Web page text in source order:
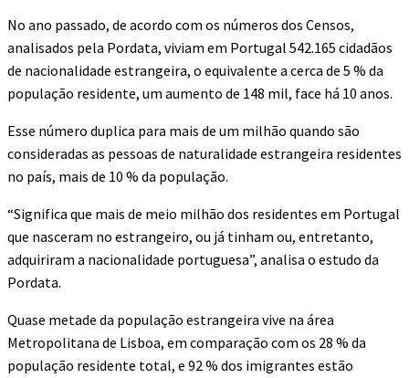
No ano passado, de acordo com os números dos Censos,
analisados pela Pordata, viviam em Portugal 542.165 cidadãos
de nacionalidade estrangeira, o equivalente a cerca de 5 % da
população residente, um aumento de 148 mil, face há 10 anos.
Esse número duplica para mais de um milhão quando são
consideradas as pessoas de naturalidade estrangeira residentes
no país, mais de 10 % da população.
“Significa que mais de meio milhão dos residentes em Portugal
que nasceram no estrangeiro, ou já tinham ou, entretanto,
adquiriram a nacionalidade portuguesa”, analisa o estudo da
Pordata.
Quase metade da população estrangeira vive na área
Metropolitana de Lisboa, em comparação com os 28 % da
população residente total, e 92 % dos imigrantes estão